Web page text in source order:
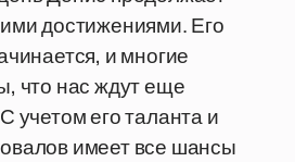
достижениями. Его
и многие
что нас ждут еще
учетом его таланта и
имеет все шансы